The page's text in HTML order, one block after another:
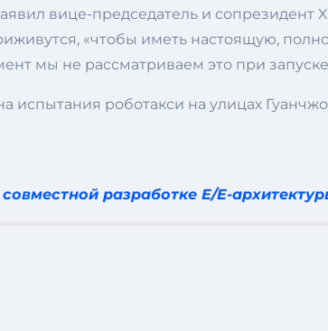
вице-председатель и сопрезидент
«чтобы иметь настоящую,
мы не рассматриваем это при
роботакси на улицах
разработке E/E-